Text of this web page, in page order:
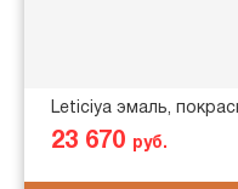
Leticiya эмаль,
23 670 руб.